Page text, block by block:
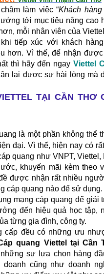
làm việc “Khách
tới mục tiêu nâng cao
mỗi nhân viên của
tiếp xúc với khách
hơn. Vì thế, để nhận
thì hãy đến ngay Viettel
lại được sự hài lòng mà
TẠI CẦN THƠ
là một phần không thể
đại. Vì thế, hiện nay có
quang như VNPT, Viettel ,
khuyến mãi kèm theo
được nhận rất nhiều
cáp quang nào để sử
mạng cáp quang để giải
đến hiệu quả học tập,
từng gia đình, công ty.
đều có những ưu
quang Viettel tại Cần
sự lựa chọn hàng
cũng như doanh